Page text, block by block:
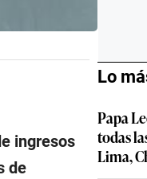
ingresos
de
Lo
Papa
todas
Lima,